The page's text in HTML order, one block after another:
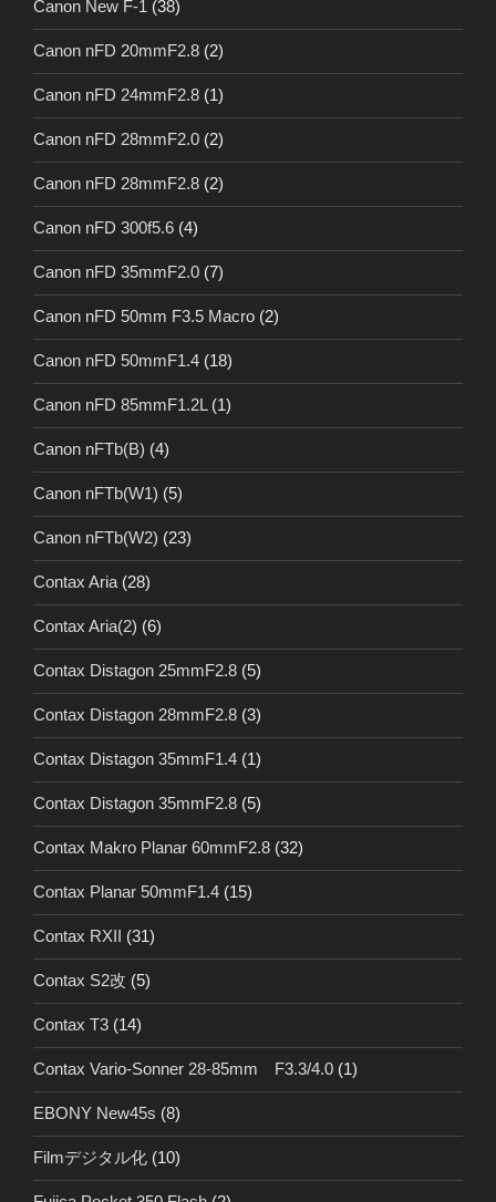
Canon New F-1 (38)
Canon nFD 20mmF2.8 (2)
Canon nFD 24mmF2.8 (1)
Canon nFD 28mmF2.0 (2)
Canon nFD 28mmF2.8 (2)
Canon nFD 300f5.6 (4)
Canon nFD 35mmF2.0 (7)
Canon nFD 50mm F3.5 Macro (2)
Canon nFD 50mmF1.4 (18)
Canon nFD 85mmF1.2L (1)
Canon nFTb(B) (4)
Canon nFTb(W1) (5)
Canon nFTb(W2) (23)
Contax Aria (28)
Contax Aria(2) (6)
Contax Distagon 25mmF2.8 (5)
Contax Distagon 28mmF2.8 (3)
Contax Distagon 35mmF1.4 (1)
Contax Distagon 35mmF2.8 (5)
Contax Makro Planar 60mmF2.8 (32)
Contax Planar 50mmF1.4 (15)
Contax RXII (31)
Contax S2改 (5)
Contax T3 (14)
Contax Vario-Sonner 28-85mm F3.3/4.0 (1)
EBONY New45s (8)
Filmデジタル化 (10)